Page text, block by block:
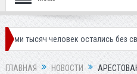
остались без света в
ГЛАВНАЯ НОВОСТИ